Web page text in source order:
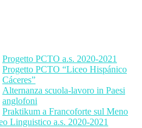
Progetto PCTO a.s. 2020-2021
Progetto PCTO “Liceo Hispánico
Cáceres”
Alternanza scuola-lavoro in Paesi
anglofoni
Praktikum a Francoforte sul Meno
Linguistico a.s. 2020-2021